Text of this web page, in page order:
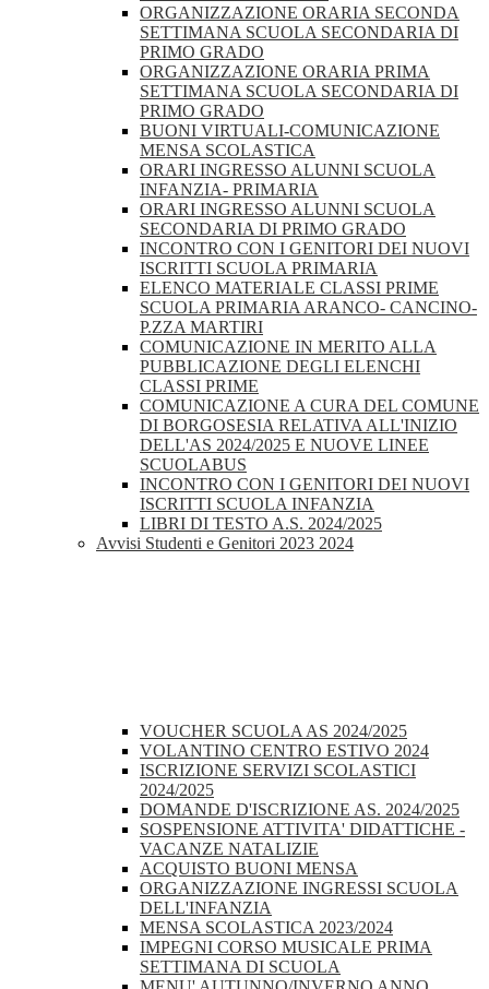
ORGANIZZAZIONE ORARIA SECONDA
SETTIMANA SCUOLA SECONDARIA DI
PRIMO GRADO
ORGANIZZAZIONE ORARIA PRIMA
SETTIMANA SCUOLA SECONDARIA DI
PRIMO GRADO
BUONI VIRTUALI-COMUNICAZIONE
MENSA SCOLASTICA
ORARI INGRESSO ALUNNI SCUOLA
INFANZIA- PRIMARIA
ORARI INGRESSO ALUNNI SCUOLA
SECONDARIA DI PRIMO GRADO
INCONTRO CON I GENITORI DEI NUOVI
ISCRITTI SCUOLA PRIMARIA
ELENCO MATERIALE CLASSI PRIME
SCUOLA PRIMARIA ARANCO- CANCINO-
P.ZZA MARTIRI
COMUNICAZIONE IN MERITO ALLA
PUBBLICAZIONE DEGLI ELENCHI
CLASSI PRIME
COMUNICAZIONE A CURA DEL COMUNE
DI BORGOSESIA RELATIVA ALL'INIZIO
DELL'AS 2024/2025 E NUOVE LINEE
SCUOLABUS
INCONTRO CON I GENITORI DEI NUOVI
ISCRITTI SCUOLA INFANZIA
LIBRI DI TESTO A.S. 2024/2025
Avvisi Studenti e Genitori 2023 2024
VOUCHER SCUOLA AS 2024/2025
VOLANTINO CENTRO ESTIVO 2024
ISCRIZIONE SERVIZI SCOLASTICI
2024/2025
DOMANDE D'ISCRIZIONE AS. 2024/2025
SOSPENSIONE ATTIVITA' DIDATTICHE -
VACANZE NATALIZIE
ACQUISTO BUONI MENSA
ORGANIZZAZIONE INGRESSI SCUOLA
DELL'INFANZIA
MENSA SCOLASTICA 2023/2024
IMPEGNI CORSO MUSICALE PRIMA
SETTIMANA DI SCUOLA